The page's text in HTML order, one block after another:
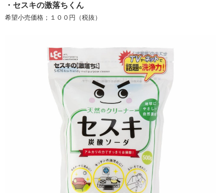
・セスキの激落ちくん
希望小売価格；１００円（税抜）